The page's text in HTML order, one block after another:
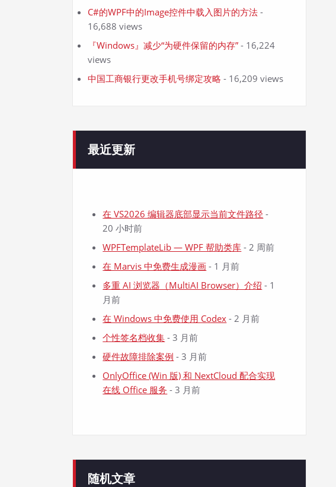
C#的WPF中的Image控件中载入图片的方法 -
16,688 views
『Windows』减少“为硬件保留的内存” - 16,224
views
中国工商银行更改手机号绑定攻略 - 16,209 views
最近更新
在 VS2026 编辑器底部显示当前文件路径 -
20 小时前
WPFTemplateLib — WPF 帮助类库 - 2 周前
在 Marvis 中免费生成漫画 - 1 月前
多重 AI 浏览器（MultiAI Browser）介绍 - 1
月前
在 Windows 中免费使用 Codex - 2 月前
个性签名档收集 - 3 月前
硬件故障排除案例 - 3 月前
OnlyOffice (Win 版) 和 NextCloud 配合实现
在线 Office 服务 - 3 月前
随机文章